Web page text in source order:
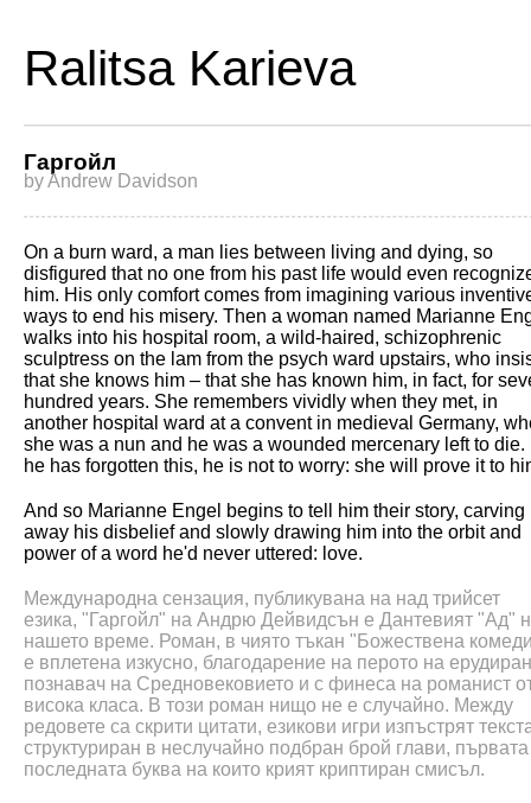
Ralitsa Karieva
Гаргойл
by Andrew Davidson
On a burn ward, a man lies between living and dying, so
disfigured that no one from his past life would even
him. His only comfort comes from imagining various
ways to end his misery. Then a woman named Marianne
walks into his hospital room, a wild-haired, schizophrenic
sculptress on the lam from the psych ward upstairs, who
that she knows him – that she has known him, in fact, for
hundred years. She remembers vividly when they met, in
another hospital ward at a convent in medieval Germany,
she was a nun and he was a wounded mercenary left to die.
he has forgotten this, he is not to worry: she will prove it to
And so Marianne Engel begins to tell him their story, carving
away his disbelief and slowly drawing him into the orbit and
power of a word he'd never uttered: love.
Международна сензация, публикувана на над трийсет
езика, "Гаргойл" на Андрю Дейвидсън е Дантевият "Ад"
нашето време. Роман, в чиято тъкан "Божествена
е вплетена изкусно, благодарение на перото на ерудиран
познавач на Средновековието и с финеса на романист
висока класа. В този роман нищо не е случайно. Между
редовете са скрити цитати, езикови игри изпъстрят
структуриран в неслучайно подбран брой глави,
последната буква на които крият криптиран смисъл.